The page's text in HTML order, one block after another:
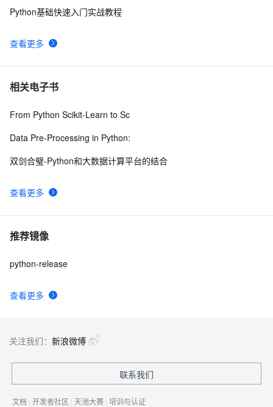
查看更多
Python基础快速入门实战教程
相关电子书
查看更多
From Python Scikit-Learn to Sc
Data Pre-Processing in Python:
双剑合璧-Python和大数据计算平台的结合
推荐镜像
查看更多
python-release
关注我们： 新浪微博
联系我们
文档 | 开发者社区 | 天池大赛 | 培训与认证